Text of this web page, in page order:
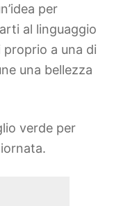
per
al linguaggio
proprio a una di
una bellezza
verde per